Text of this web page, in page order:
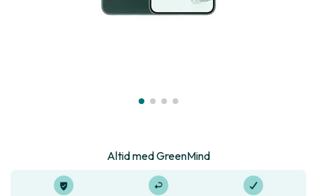
Altid med GreenMind